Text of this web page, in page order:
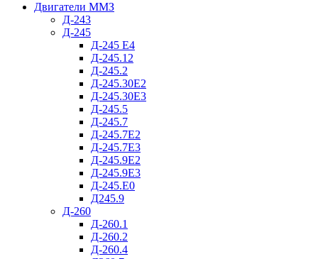
Двигатели ММЗ
Д-243
Д-245
Д-245 Е4
Д-245.12
Д-245.2
Д-245.30Е2
Д-245.30Е3
Д-245.5
Д-245.7
Д-245.7Е2
Д-245.7Е3
Д-245.9Е2
Д-245.9Е3
Д-245.Е0
Д245.9
Д-260
Д-260.1
Д-260.2
Д-260.4